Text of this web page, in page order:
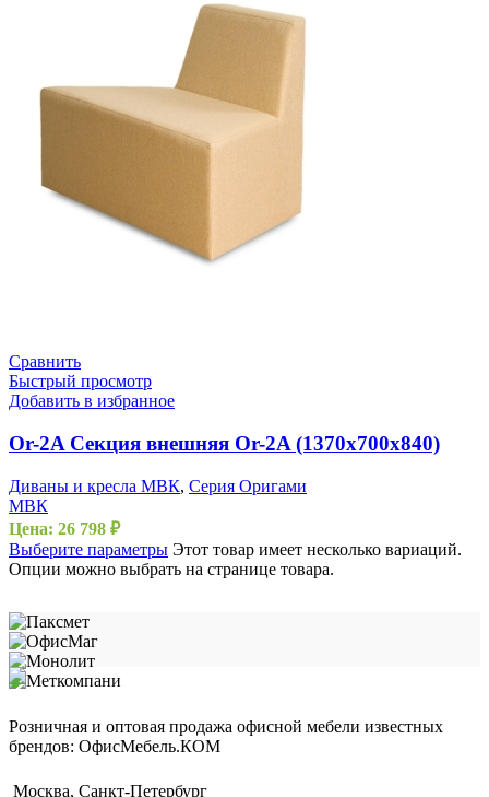
Сравнить
Быстрый просмотр
Добавить в избранное
Or-2A Секция внешняя Or-2A (1370х700х840)
Диваны и кресла МВК, Серия Оригами
МВК
Цена: 26 798 ₽
Выберите параметры Этот товар имеет несколько вариаций.
Опции можно выбрать на странице товара.
Розничная и оптовая продажа офисной мебели известных
брендов: ОфисМебель.КОМ
Москва, Санкт-Петербург